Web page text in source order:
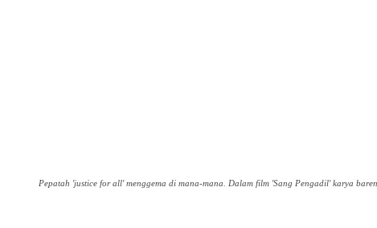
Pepatah 'justice for all' menggema di mana-mana. Dalam film 'Sang Pengadil' karya